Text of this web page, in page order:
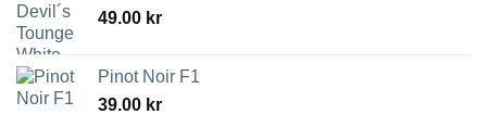
49.00 kr
Pinot Noir F1
39.00 kr